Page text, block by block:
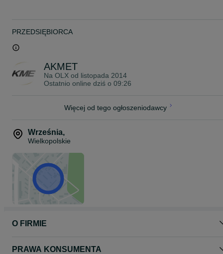
PRZEDSIĘBIORCA
AKMET
Na OLX od listopada 2014
Ostatnio online dziś o 09:26
Więcej od tego ogłoszeniodawcy
Września,
Wielkopolskie
O FIRMIE
PRAWA KONSUMENTA